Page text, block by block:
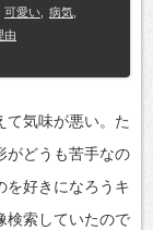
可愛い 病気
由
て気味が悪い。た
がどうも苦手なの
を好きになろうキ
検索していたので